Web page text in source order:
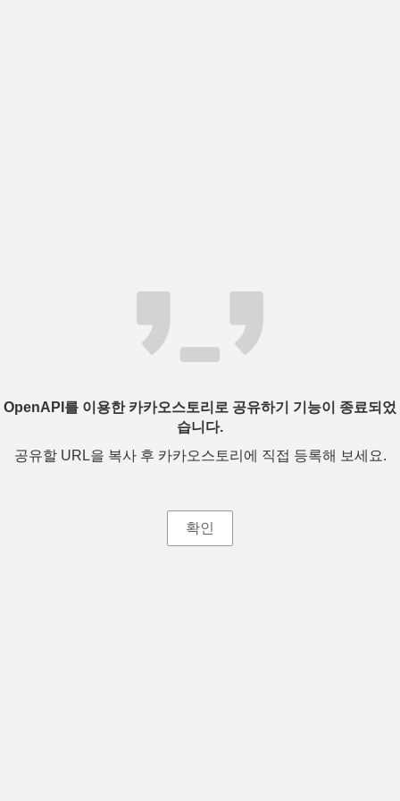
OpenAPI를 이용한 카카오스토리로 공유하기 기능이 종료되었
습니다.
공유할 URL을 복사 후 카카오스토리에 직접 등록해 보세요.
확인